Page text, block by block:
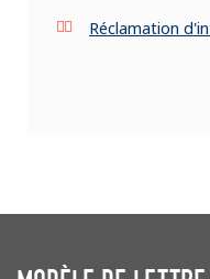
Réclamation